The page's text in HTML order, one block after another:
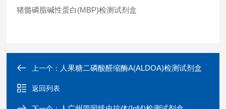
猪髓磷脂碱性蛋白(MBP)检测试剂盒
上一个： 人果糖二磷酸醛缩酶A(ALDOA)检测试剂盒
返回列表